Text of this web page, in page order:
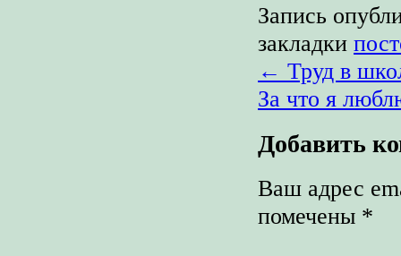
Запись
закладки
← Труд в
За что я
Добавить
Ваш адрес
помечены *